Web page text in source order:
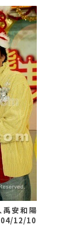
禹安和陽
12/10